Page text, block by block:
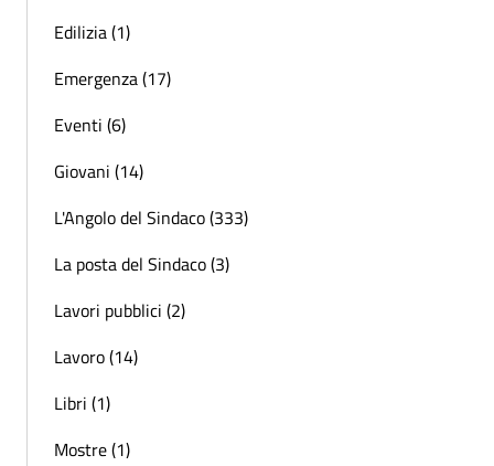
Edilizia (1)
Emergenza (17)
Eventi (6)
Giovani (14)
L'Angolo del Sindaco (333)
La posta del Sindaco (3)
Lavori pubblici (2)
Lavoro (14)
Libri (1)
Mostre (1)